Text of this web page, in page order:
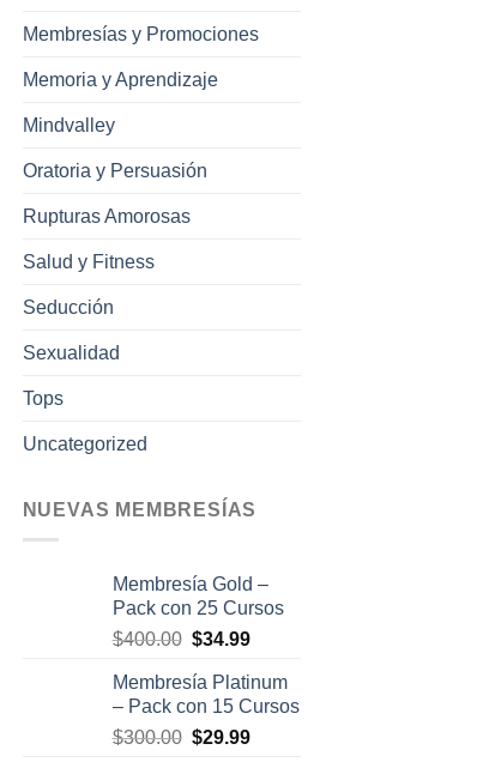
Membresías y Promociones
Memoria y Aprendizaje
Mindvalley
Oratoria y Persuasión
Rupturas Amorosas
Salud y Fitness
Seducción
Sexualidad
Tops
Uncategorized
NUEVAS MEMBRESÍAS
Membresía Gold –
Pack con 25 Cursos
$400.00 El
original
era:
$400.00.
$34.99El
actual
es:
$34.99.
Membresía Platinum
– Pack con 15 Cursos
$300.00 El
$29.99El